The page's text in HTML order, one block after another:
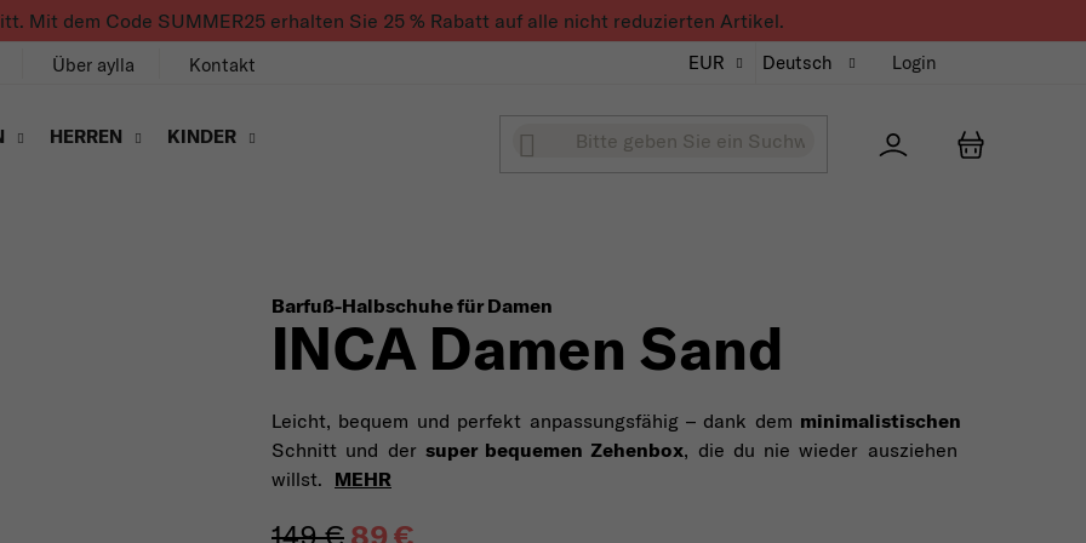
Mit dem Code SUMMER25 erhalten Sie 25 % Rabatt auf alle nicht reduzierten Artikel.
Über aylla Kontakt EUR Deutsch Login
HERREN KINDER
Barfuß-Halbschuhe für Damen
INCA Damen Sand
Leicht, bequem und perfekt anpassungsfähig – dank dem minimalistischen
Schnitt und der super bequemen Zehenbox, die du nie wieder ausziehen
willst. MEHR
149 € 89 €